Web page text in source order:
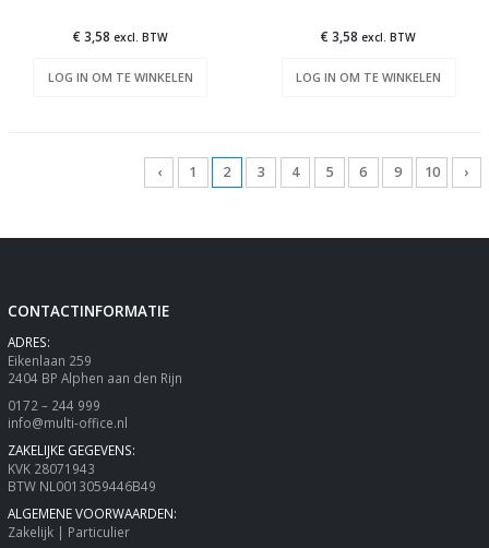
€ 3,58 excl. BTW
LOG IN OM TE WINKELEN
€ 3,58excl. BTW
LOG IN OM TE WINKELEN
‹ 1 2 3 4 5 6 9 10 ›
CONTACTINFORMATIE
ADRES:
Eikenlaan 259
2404 BP Alphen aan den Rijn
0172 – 244 999
info@multi-office.nl
ZAKELIJKE GEGEVENS:
KVK 28071943
BTW NL0013059446B49
ALGEMENE VOORWAARDEN:
Zakelijk| Particulier